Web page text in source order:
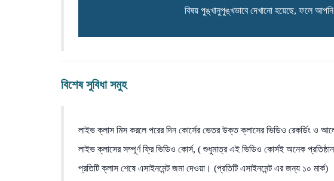
বিষয় পুঙ্খানুপুঙ্খভাবে দেখানো হয়েছে, ফলে আপনি
বিশেষ সুবিধা সমুহ
লাইভ ক্লাস মিস করলে পরের দিন কোর্সের ভেতর উক্ত ক্লাসের ভিডিও রেকর্ডিং ও
লাইভ ক্লাসের সম্পূর্ণ ফ্রি ভিডিও কোর্স, ( শুধুমাত্র এই ভিডিও কোর্সই অনেক প্রতিষ্ঠান
প্রতিটি ক্লাস শেষে এসাইনমেন্ট জমা দেওয়া। (প্রতিটি এসাইনমেন্ট এর জন্য ১০ মার্ক)